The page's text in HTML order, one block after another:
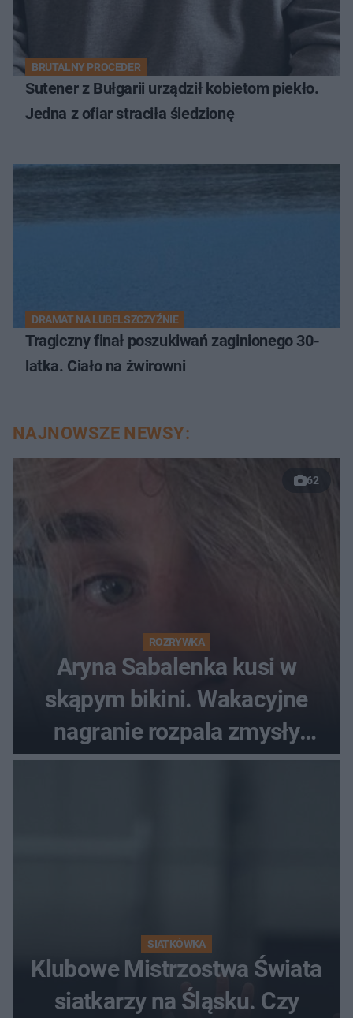
BRUTALNY PROCEDER
Sutener z Bułgarii urządził kobietom piekło.
Jedna z ofiar straciła śledzionę
DRAMAT NA LUBELSZCZYŹNIE
Tragiczny finał poszukiwań zaginionego 30-
latka. Ciało na żwirowni
NAJNOWSZE NEWSY:
62
ROZRYWKA
Aryna Sabalenka kusi w
skąpym bikini. Wakacyjne
nagranie rozpala zmysły
fanów
SIATKÓWKA
Klubowe Mistrzostwa Świata
siatkarzy na Śląsku. Czy